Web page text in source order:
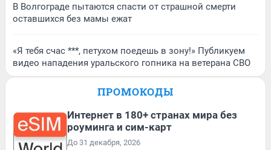
В Волгограде пытаются спасти от страшной смерти
оставшихся без мамы ежат
«Я тебя счас ***, петухом поедешь в зону!» Публикуем
видео нападения уральского гопника на ветерана СВО
ПРОМОКОДЫ
Интернет в 180+ странах мира без
роуминга и сим-карт
До 31 декабря, 2026